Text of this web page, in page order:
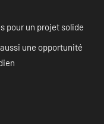
pour un projet solide
une opportunité